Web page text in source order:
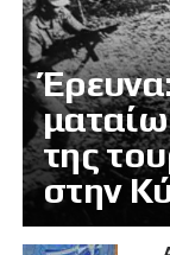
της
στην